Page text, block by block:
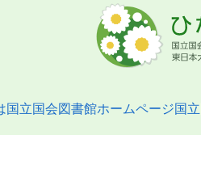
国立国会図書館ホームページ国